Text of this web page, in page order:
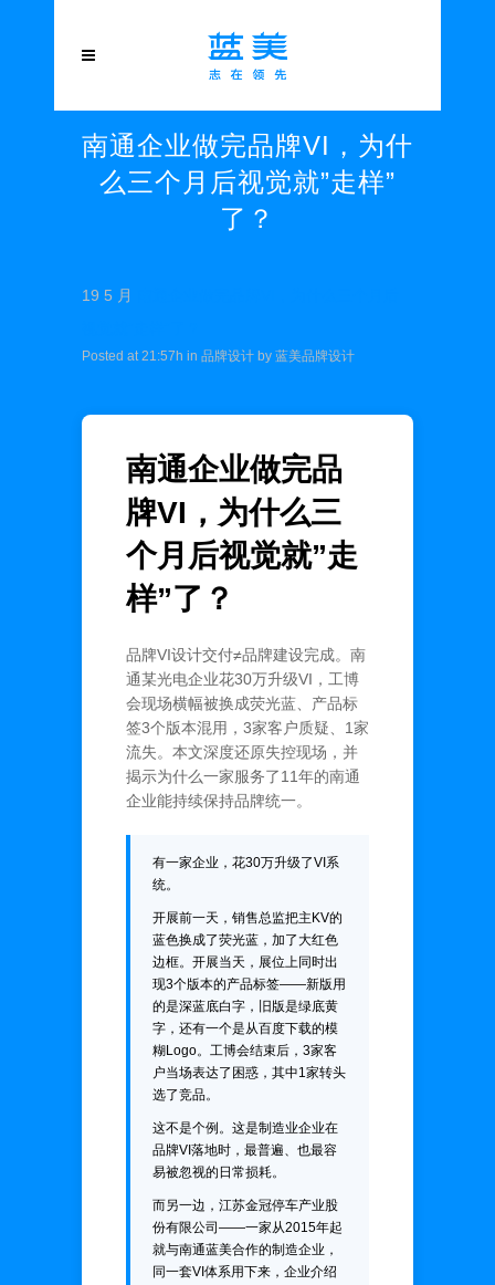
南通企业做完品牌VI，为什
么三个月后视觉就”走样”
了？
19 5 月
Posted at 21:57h in 品牌设计 by 蓝美品牌设计
南通企业做完品
牌VI，为什么三
个月后视觉就”走
样”了？
品牌VI设计交付≠品牌建设完成。南
通某光电企业花30万升级VI，工博
会现场横幅被换成荧光蓝、产品标
签3个版本混用，3家客户质疑、1家
流失。本文深度还原失控现场，并
揭示为什么一家服务了11年的南通
企业能持续保持品牌统一。
有一家企业，花30万升级了VI系
统。
开展前一天，销售总监把主KV的
蓝色换成了荧光蓝，加了大红色
边框。开展当天，展位上同时出
现3个版本的产品标签——新版用
的是深蓝底白字，旧版是绿底黄
字，还有一个是从百度下载的模
糊Logo。工博会结束后，3家客
户当场表达了困惑，其中1家转头
选了竞品。
这不是个例。这是制造业企业在
品牌VI落地时，最普遍、也最容
易被忽视的日常损耗。
而另一边，江苏金冠停车产业股
份有限公司——一家从2015年起
就与南通蓝美合作的制造企业，
同一套VI体系用下来，企业介绍